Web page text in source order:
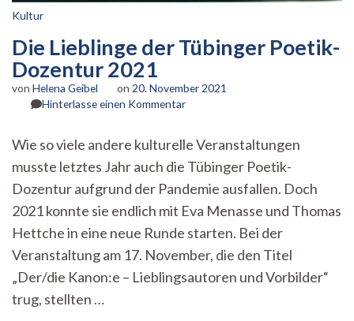
Kultur
Die Lieblinge der Tübinger Poetik-
Dozentur 2021
von Helena Geibel on 20. November 2021
Hinterlasse einen Kommentarzu
der
Tübinger
Poetik-
Dozentur
2021
Wie so viele andere kulturelle Veranstaltungen
musste letztes Jahr auch die Tübinger Poetik-
Dozentur aufgrund der Pandemie ausfallen. Doch
2021 konnte sie endlich mit Eva Menasse und Thomas
Hettche in eine neue Runde starten. Bei der
Veranstaltung am 17. November, die den Titel
„Der/die Kanon:e – Lieblingsautoren und Vorbilder“
trug, stellten …